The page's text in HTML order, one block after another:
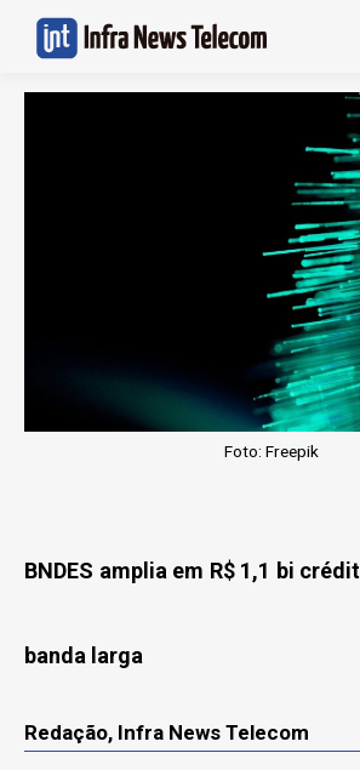
Foto: Freepik
BNDES amplia em R$ 1,1 bi
banda larga
Redação, Infra News Telecom